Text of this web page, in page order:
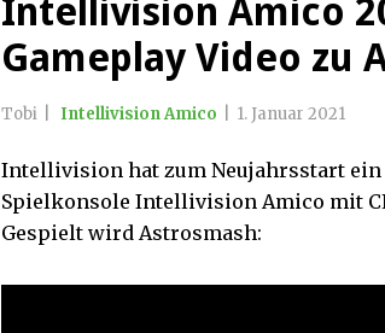
Intellivision Amico
Gameplay Video zu
Tobi Intellivision Amico 1. Januar 2021
Intellivision hat zum Neujahrsstart
Spielkonsole Intellivision Amico mit
Gespielt wird Astrosmash: